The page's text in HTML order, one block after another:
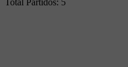
Total Partidos: 5